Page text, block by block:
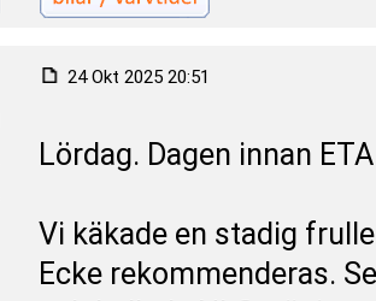
24 Okt 2025 20:51
Lördag. Dagen innan
Vi käkade en stadig
Ecke rekommenderas.